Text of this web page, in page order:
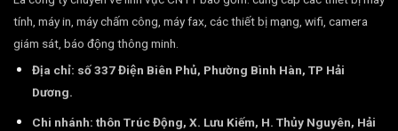
tính, máy in, máy chấm công, máy fax, các thiết bị mạng, wifi, camera
giám sát, báo động thông minh.
Địa chỉ: số 337 Điện Biên Phủ, Phường Bình Hàn, TP Hải
Dương.
Chi nhánh: thôn Trúc Động, X. Lưu Kiếm, H. Thủy Nguyên, Hải